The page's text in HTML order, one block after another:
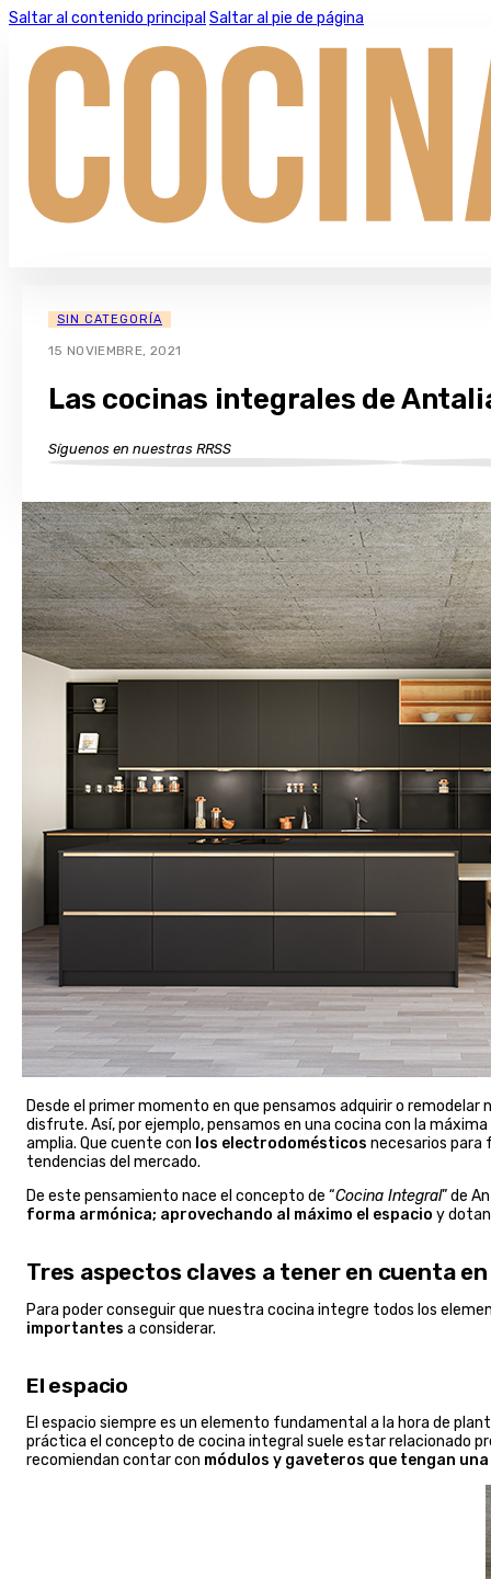
Saltar al contenido principal Saltar al pie de página
SIN CATEGORÍA
15 NOVIEMBRE, 2021
Las cocinas integrales de
Síguenos en nuestras RRSS
Desde el primer momento en que pensamos adquirir o
disfrute. Así, por ejemplo, pensamos en una cocina con la
amplia. Que cuente con los electrodomésticos necesarios para
tendencias del mercado.
De este pensamiento nace el concepto de “Cocina Integral” de
forma armónica; aprovechando al máximo el espacio y
Tres aspectos claves a tener en cuenta
Para poder conseguir que nuestra cocina integre todos los
importantes a considerar.
El espacio
El espacio siempre es un elemento fundamental a la hora de
práctica el concepto de cocina integral suele estar relacionado
recomiendan contar con módulos y gaveteros que tengan